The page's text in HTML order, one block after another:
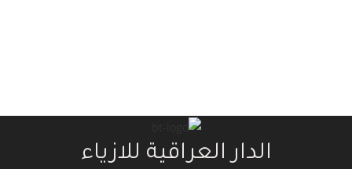
الدار العراقية للازياء